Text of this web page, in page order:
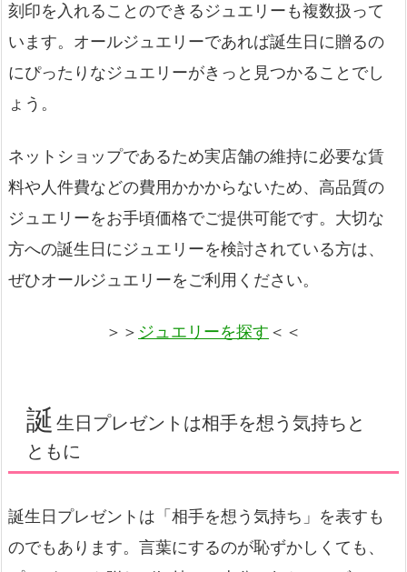
刻印を入れることのできるジュエリーも複数扱って
います。オールジュエリーであれば誕生日に贈るの
にぴったりなジュエリーがきっと見つかることでし
ょう。
ネットショップであるため実店舗の維持に必要な賃
料や人件費などの費用かかからないため、高品質の
ジュエリーをお手頃価格でご提供可能です。大切な
方への誕生日にジュエリーを検討されている方は、
ぜひオールジュエリーをご利用ください。
＞＞ ジュエリーを探す ＜＜
誕 生日プレゼントは相手を想う気持ちと
ともに
誕生日プレゼントは「相手を想う気持ち」を表すも
のでもあります。言葉にするのが恥ずかしくても、